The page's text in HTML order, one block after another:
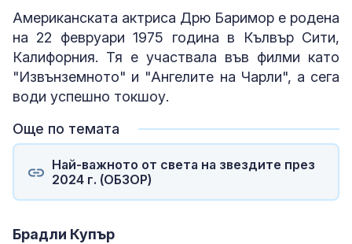
Американската актриса Дрю Баримор е родена
на 22 февруари 1975 година в Кълвър Сити,
Калифорния. Тя е участвала във филми като
"Извънземното" и "Ангелите на Чарли", а сега
води успешно токшоу.
Още по темата
Най-важното от света на звездите през
2024 г. (ОБЗОР)
Брадли Купър